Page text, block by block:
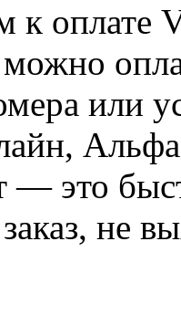
оплате
или
— это
не